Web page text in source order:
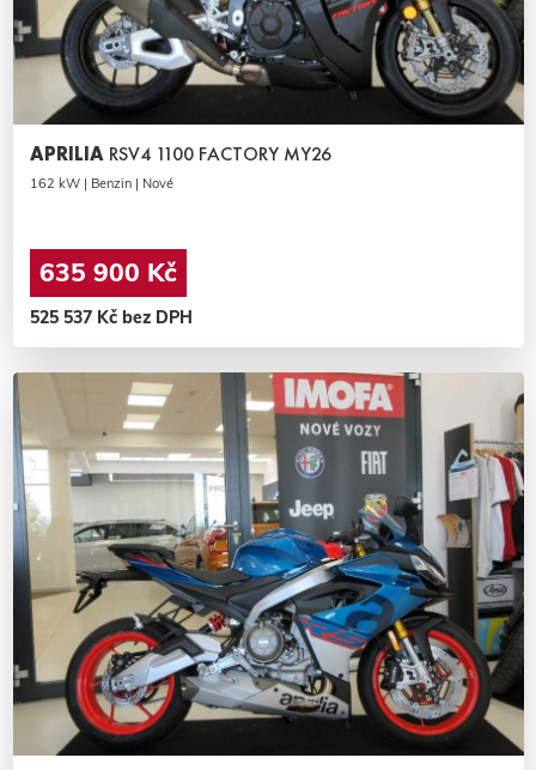
APRILIA RSV4 1100 FACTORY MY26
162 kW | Benzin | Nové
635 900 Kč
525 537 Kč bez DPH